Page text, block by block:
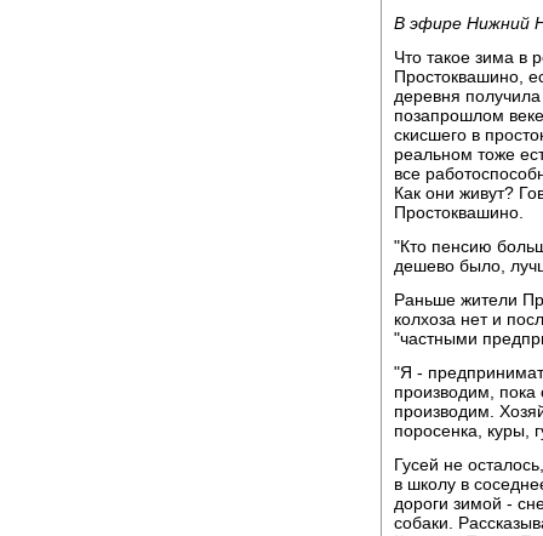
В эфире Нижний
Что такое зима в
Простоквашино,
деревня
позапрошлом
скисшего в
реальном тоже
все
Как они живут?
Простоквашино.
"Кто пенсию
дешево было,
Раньше жители
колхоза нет и
"частными
"Я -
производим,
производим.
поросенка, куры,
Гусей не
в школу в
дороги зимой -
собаки.